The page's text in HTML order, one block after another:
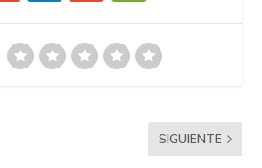
SIGUIENTE